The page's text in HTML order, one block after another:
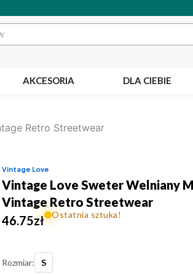
AKCESORIA DLA CIEBIE
Retro Streetwear
Vintage Love
Vintage Love Sweter Welniany
Vintage Retro Streetwear
46.75zł Ostatnia sztuka!
Rozmiar:
S